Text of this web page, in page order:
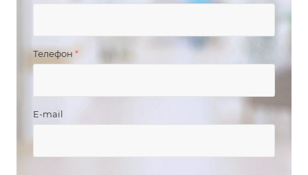
Телефон *
E-mail